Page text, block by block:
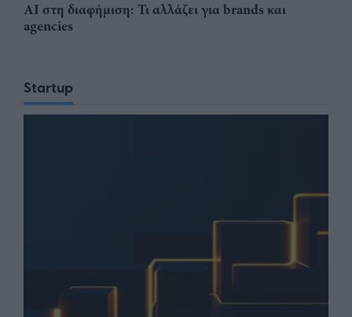
AI στη διαφήμιση: Τι αλλάζει για brands και
agencies
Startup